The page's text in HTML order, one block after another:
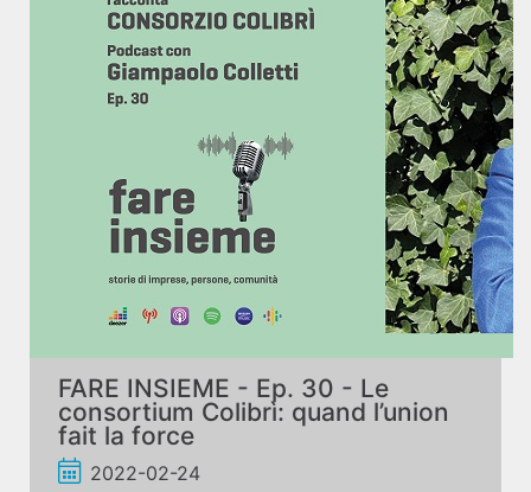
FARE INSIEME - Ep. 30 - Le
consortium Colibrì: quand l’union
fait la force
2022-02-24